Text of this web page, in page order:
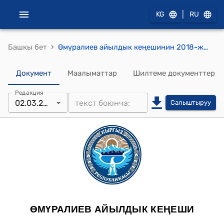
KG RU
Башкы бет › Өмүралиев айылдык кеңешинин 2018-жылдын 02-мартындагы №57 токтому
Документ Маалыматтар Шилтеме документтер
Редакция
02.03.2018 Салыштыруу